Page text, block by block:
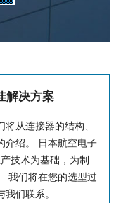
解决方案
从连接器的结构、
介绍。 日本航空电子
技术为基础，为制
我们将在您的选型过
们联系。